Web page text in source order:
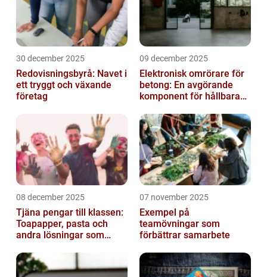
30 december 2025
Redovisningsbyrå: Navet i
ett tryggt och växande
företag
09 december 2025
Elektronisk omrörare för
betong: En avgörande
komponent för hållbara
08 december 2025
Tjäna pengar till klassen:
Toapapper, pasta och
andra lösningar som
07 november 2025
Exempel på
teamövningar som
förbättrar samarbete